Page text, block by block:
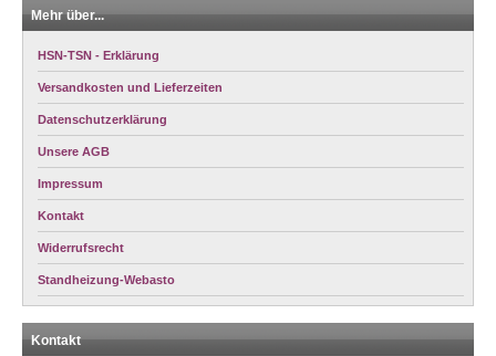
Mehr über...
HSN-TSN - Erklärung
Versandkosten und Lieferzeiten
Datenschutzerklärung
Unsere AGB
Impressum
Kontakt
Widerrufsrecht
Standheizung-Webasto
Kontakt